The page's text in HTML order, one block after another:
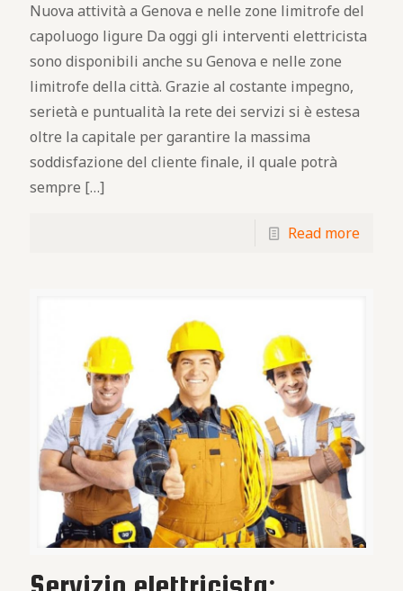
Nuova attività a Genova e nelle zone limitrofe del
capoluogo ligure Da oggi gli interventi elettricista
sono disponibili anche su Genova e nelle zone
limitrofe della città. Grazie al costante impegno,
serietà e puntualità la rete dei servizi si è estesa
oltre la capitale per garantire la massima
soddisfazione del cliente finale, il quale potrà
sempre […]
Read more